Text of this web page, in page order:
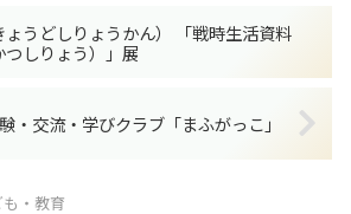
うどしりょうかん） 「戦時生活資料
つしりょう）」展
・交流・学びクラブ「まふがっこ」
も・教育